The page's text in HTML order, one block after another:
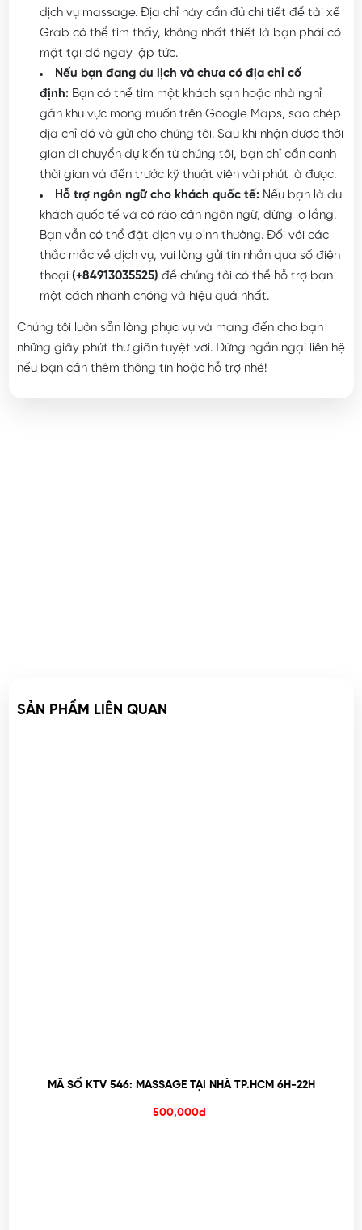
xin hãy cung cấp địa chỉ cụ thể mà bạn muốn nhận
dịch vụ massage. Địa chỉ này cần đủ chi tiết để tài xế
Grab có thể tìm thấy, không nhất thiết là bạn phải có
mặt tại đó ngay lập tức.
Nếu bạn đang du lịch và chưa có địa chỉ cố
định:Bạn có thể tìm một khách sạn hoặc nhà nghỉ
gần khu vực mong muốn trên Google Maps, sao chép
địa chỉ đó và gửi cho chúng tôi. Sau khi nhận được thời
gian di chuyển dự kiến từ chúng tôi, bạn chỉ cần canh
thời gian và đến trước kỹ thuật viên vài phút là được.
Hỗ trợ ngôn ngữ cho khách quốc tế:Nếu bạn là du
khách quốc tế và có rào cản ngôn ngữ, đừng lo lắng.
Bạn vẫn có thể đặt dịch vụ bình thường. Đối với các
thắc mắc về dịch vụ, vui lòng gửi tin nhắn qua số điện
thoại(+84913035525)để chúng tôi có thể hỗ trợ bạn
Chúng tôi luôn sẵn lòng phục vụ và mang đến cho bạn
những giây phút thư giãn tuyệt vời. Đừng ngần ngại liên hệ
MÃ SỐ KTV 546: MASSAGE TẠI NHÀ TP.HCM 6H-22H